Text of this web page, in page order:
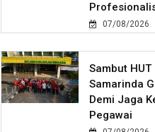
07/08/2026
Sambut HUT
Samarinda
Demi Jaga
Pegawai